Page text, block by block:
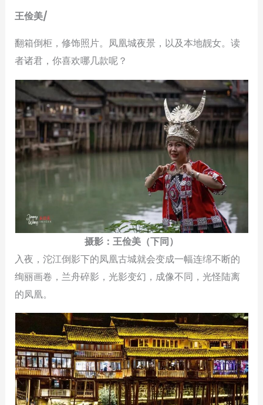
王俭美/
翻箱倒柜，修饰照片。凤凰城夜景，以及本地靓女。读
者诸君，你喜欢哪几款呢？
摄影：王俭美（下同）
入夜，沱江倒影下的凤凰古城就会变成一幅连绵不断的
绚丽画卷，兰舟碎影，光影变幻，成像不同，光怪陆离
的凤凰。